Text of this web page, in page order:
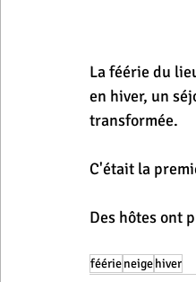
La féérie du
en hiver, un
transformée.
C'était la
Des hôtes ont
féérieneigehiver